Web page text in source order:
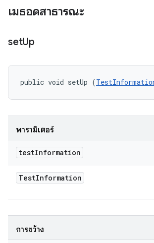
เมธอดสาธารณะ
setUp
public void setUp (
พารามิเตอร์
testInformation
TestInformation
การขว้าง